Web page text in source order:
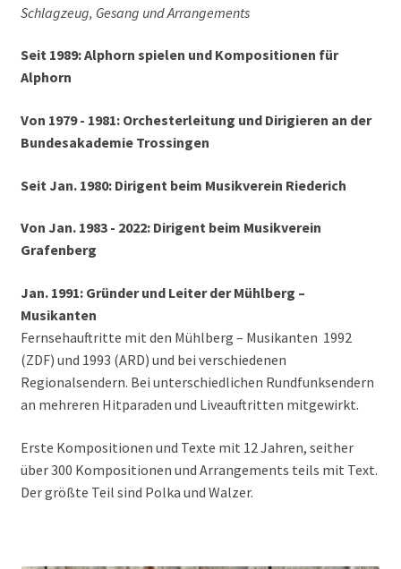
Schlagzeug, Gesang und Arrangements
Seit 1989: Alphorn spielen und Kompositionen für
Alphorn
Von 1979 - 1981: Orchesterleitung und Dirigieren an der
Bundesakademie Trossingen
Seit Jan. 1980: Dirigent beim Musikverein Riederich
Von Jan. 1983 - 2022: Dirigent beim Musikverein
Grafenberg
Jan. 1991: Gründer und Leiter der Mühlberg –
Musikanten
Fernsehauftritte mit den Mühlberg – Musikanten 1992
(ZDF) und 1993 (ARD) und bei verschiedenen
Regionalsendern. Bei unterschiedlichen Rundfunksendern
an mehreren Hitparaden und Liveauftritten mitgewirkt.
Erste Kompositionen und Texte mit 12 Jahren, seither
über 300 Kompositionen und Arrangements teils mit Text.
Der größte Teil sind Polka und Walzer.